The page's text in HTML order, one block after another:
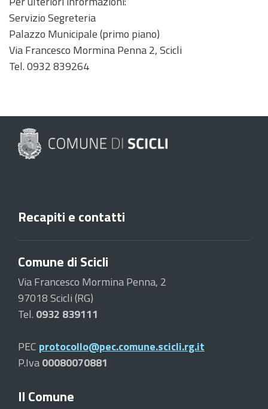
Servizio Segreteria
Palazzo Municipale (primo piano)
Via Francesco Mormina Penna 2, Scicli
Tel. 0932 839264
Recapiti e contatti
Comune di Scicli
Via Francesco Mormina Penna, 2
97018 Scicli (RG)
Tel. 0932 839111
PEC protocollo@pec.comune.scicli.rg.it
P.Iva00080070881
Il Comune